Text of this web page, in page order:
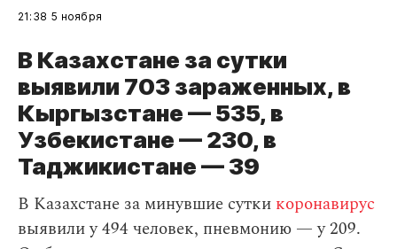
21:38 5 ноября
В Казахстане за сутки
выявили 703 зараженных, в
Кыргызстане — 535, в
Узбекистане — 230, в
Таджикистане — 39
В Казахстане за минувшие сутки коронавирус
выявили у 494 человек, пневмонию — у 209.